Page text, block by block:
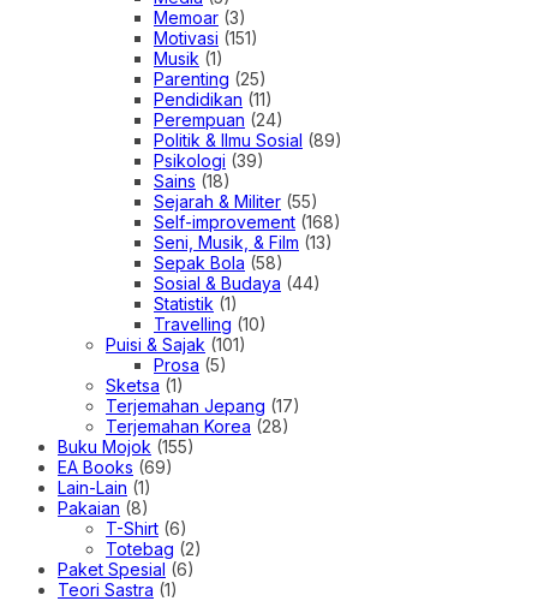
Memoar (3)
Motivasi (151)
Musik (1)
Parenting (25)
Pendidikan (11)
Perempuan (24)
Politik & Ilmu Sosial (89)
Psikologi (39)
Sains (18)
Sejarah & Militer (55)
Self-improvement (168)
Seni, Musik, & Film (13)
Sepak Bola (58)
Sosial & Budaya (44)
Statistik (1)
Travelling (10)
Puisi & Sajak (101)
Prosa (5)
Sketsa (1)
Terjemahan Jepang (17)
Terjemahan Korea (28)
Buku Mojok (155)
EA Books (69)
Lain-Lain (1)
Pakaian (8)
T-Shirt (6)
Totebag (2)
Paket Spesial (6)
Teori Sastra (1)